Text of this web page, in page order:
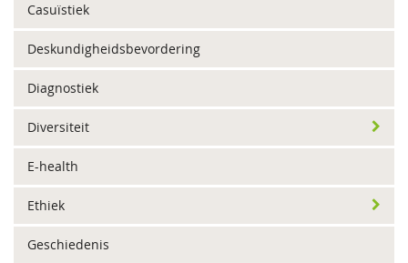
Casuïstiek
Deskundigheidsbevordering
Diagnostiek
Diversiteit
E-health
Ethiek
Geschiedenis